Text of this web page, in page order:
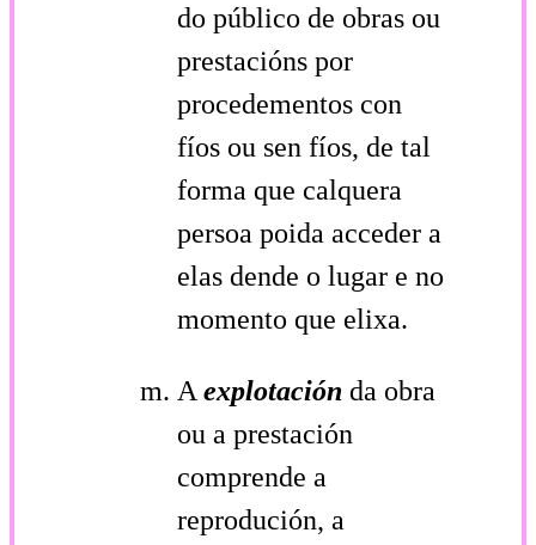
do público de obras ou
prestacións por
procedementos con
fíos ou sen fíos, de tal
forma que calquera
persoa poida acceder a
elas dende o lugar e no
momento que elixa.
A explotación da obra
ou a prestación
comprende a
reprodución, a